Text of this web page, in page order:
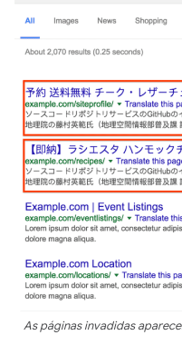
As páginas invadidas